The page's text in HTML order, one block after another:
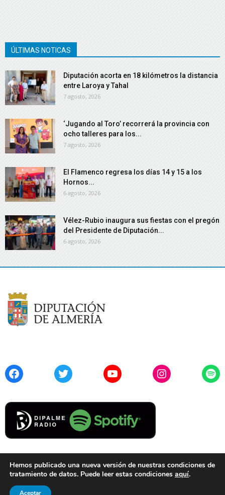
ÚLTIMAS NOTICAS
Diputación acorta en 18 kilómetros la distancia
entre Laroya y Tahal
7 agosto, 2026
‘Jugando al Toro’ recorrerá la provincia con
ocho talleres para los...
7 agosto, 2026
El Flamenco regresa los días 14 y 15 a los
Hornos...
6 agosto, 2026
Vélez-Rubio inaugura sus fiestas con el pregón
del Presidente de Diputación...
6 agosto, 2026
FacebookTwitter YouTubeInstagram
Cookies
Hemos publicado una nueva versión de nuestras condiciones de
tratamiento de datos. Puede leer estas condiciones aquí.
Aceptar